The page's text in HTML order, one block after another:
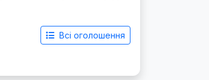
Всі оголошення